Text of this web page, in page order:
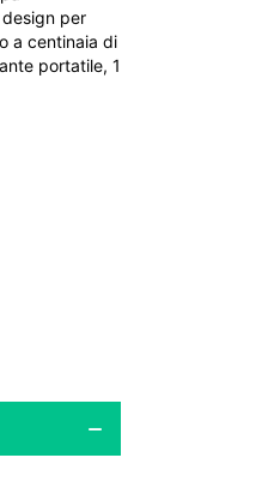
per
a centinaia di
portatile, 1